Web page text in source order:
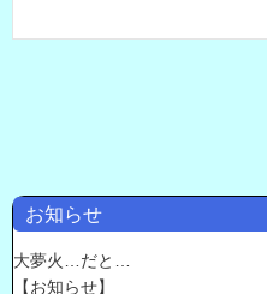
お知らせ
大夢火…だと…
【お知らせ】